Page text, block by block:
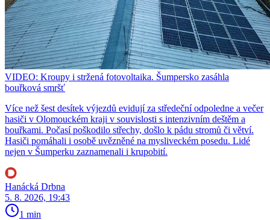
VIDEO: Kroupy i stržená fotovoltaika. Šumpersko zasáhla
bouřková smršť
Více než šest desítek výjezdů evidují za středeční odpoledne a večer
hasiči v Olomouckém kraji v souvislosti s intenzivním deštěm a
bouřkami. Počasí poškodilo střechy, došlo k pádu stromů či větví.
Hasiči pomáhali i osobě uvězněné na mysliveckém posedu. Lidé
nejen v Šumperku zaznamenali i krupobití.
Hanácká Drbna
5. 8. 2026, 19:43
1 min